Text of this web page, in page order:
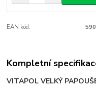
EAN kód:
Kompletní
VITAPOL VELKÝ